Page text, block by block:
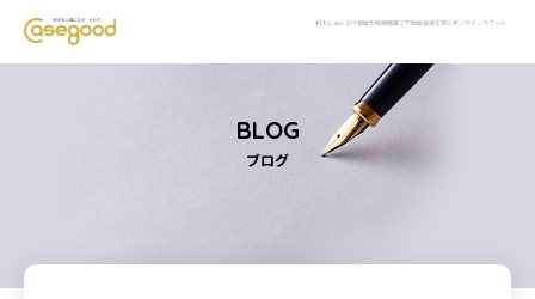
村上しゅんすけ資産形成戦略室｜不動産投資を学ぶオンラインスクール
BLOG
ブログ